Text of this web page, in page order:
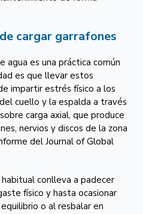
cargar garrafones
agua es una práctica común
es que llevar estos
impartir estrés físico a los
cuello y la espalda a través
carga axial, que produce
nervios y discos de la zona
del Journal of Global
conlleva a padecer
físico y hasta ocasionar
o al resbalar en